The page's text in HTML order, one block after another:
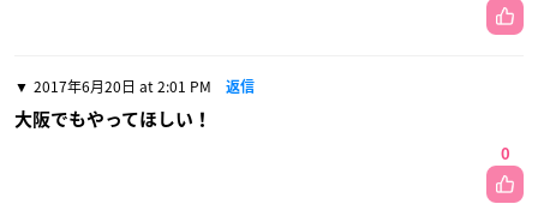
2017年6月20日 at 2:01 PM 返信
大阪でもやってほしい！
0